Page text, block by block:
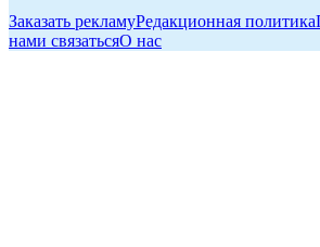
Заказать рекламуРедакционная политика
нами связатьсяО нас